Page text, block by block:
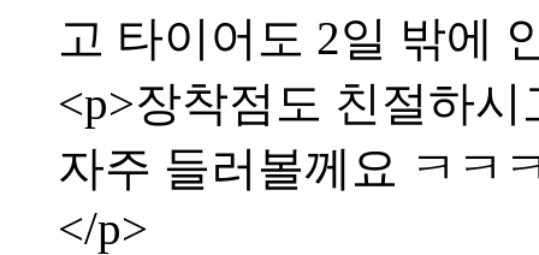
고 타이어도 2일 밖에
<p>장착점도 친절하
자주 들러볼께요 ㅋㅋ
</p>